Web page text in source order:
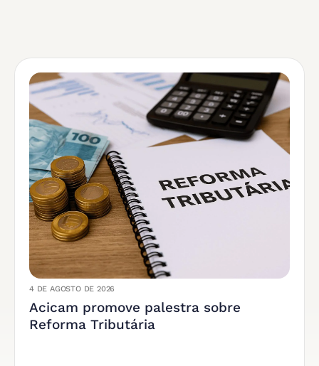
4 DE AGOSTO DE 2026
Acicam promove palestra sobre
Reforma Tributária